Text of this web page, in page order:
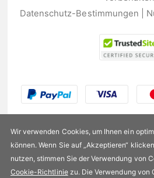
Datenschutz-Bestimmungen
Wir verwenden Cookies, um Ihnen ein
können. Wenn Sie auf „Akzeptieren“
nutzen, stimmen Sie der Verwendung von
Cookie-Richtliniezu. Die Verwendung von